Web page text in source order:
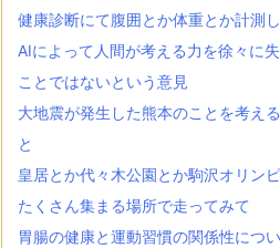
健康診断にて腹囲とか体重とか計測
AIによって人間が考える力を徐々に
ことではないという意見
大地震が発生した熊本のことを考え
と
皇居とか代々木公園とか駒沢オリン
たくさん集まる場所で走ってみて
胃腸の健康と運動習慣の関係性につ